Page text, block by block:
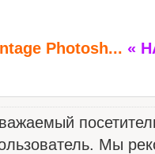
Photosh... «
Мы